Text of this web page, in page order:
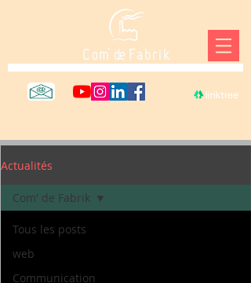
C o m' de F a b r i k
Actualités
Tous les posts
web
Communication
Com' de Fabrik